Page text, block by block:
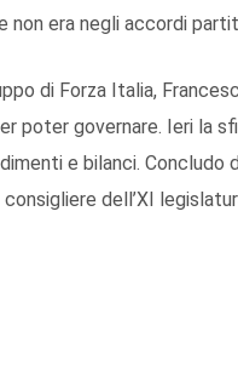
non era negli accordi
di Forza Italia,
poter governare. Ieri la
e bilanci.
dell’XI